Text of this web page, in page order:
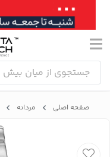
صفحه اصلی مردانه